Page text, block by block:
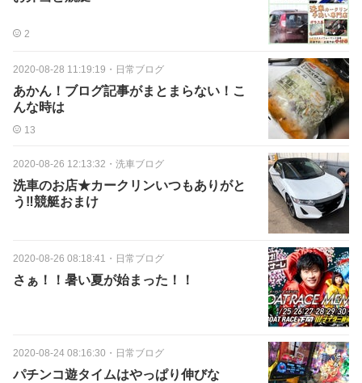
2
2020-08-28 11:19:19 ・ 日常ブログ
あかん！ブログ記事がまとまらない！こ
んな時は
13
2020-08-26 12:13:32 ・ 洗車ブログ
洗車のお店★カークリンいつもありがと
う‼️競艇おまけ
2020-08-26 08:18:41 ・ 日常ブログ
さぁ！！暑い夏が始まった！！
2020-08-24 08:16:30 ・ 日常ブログ
パチンコ遊タイムはやっぱり伸びな